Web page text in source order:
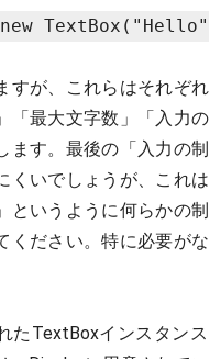
すが、これらはそれぞれ
「最大文字数」「入力
ます。最後の「入力の
くいでしょうが、これ
というように何らかの
ください。特に必要が
たTextBoxインスタン